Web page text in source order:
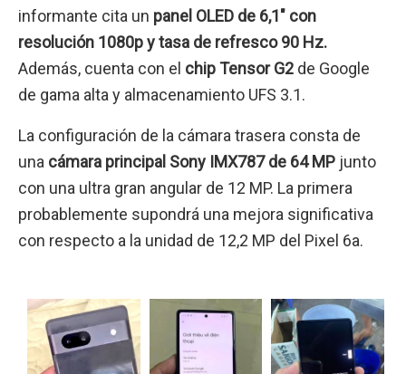
informante cita un panel OLED de 6,1″ con
resolución 1080p y tasa de refresco 90 Hz.
Además, cuenta con el chip Tensor G2 de Google
de gama alta y almacenamiento UFS 3.1.
La configuración de la cámara trasera consta de
una cámara principal Sony IMX787 de 64 MP junto
con una ultra gran angular de 12 MP. La primera
probablemente supondrá una mejora significativa
con respecto a la unidad de 12,2 MP del Pixel 6a.